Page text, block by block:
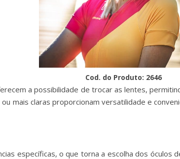
Cod. do Produto: 2646
a possibilidade de trocar as lentes,
mais claras proporcionam versatilidade e
específicas, o que torna a escolha dos